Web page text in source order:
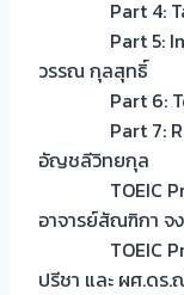
Part 4:
Part 5:
วรรณ กุลสุทธิ์
Part 6: Text
Part 7:
อัญชลีวิทยกุล
TOEIC
อาจารย์สัณฑิกา จ
TOEIC
ปรีชา และ ผศ.ดร.